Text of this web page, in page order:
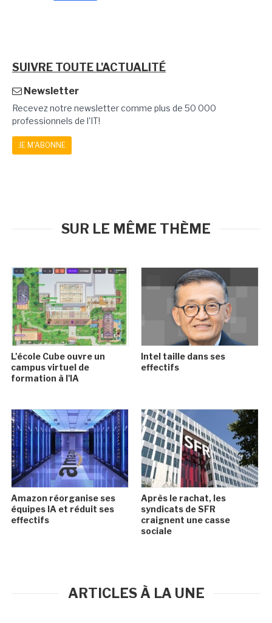
SUIVRE TOUTE L'ACTUALITÉ
Newsletter
Recevez notre newsletter comme plus de 50 000
professionnels de l'IT!
JE M'ABONNE
SUR LE MÊME THÈME
L'école Cube ouvre un
campus virtuel de
formation à l'IA
Intel taille dans ses
effectifs
Amazon réorganise ses
équipes IA et réduit ses
effectifs
Après le rachat, les
syndicats de SFR
craignent une casse
sociale
ARTICLES À LA UNE